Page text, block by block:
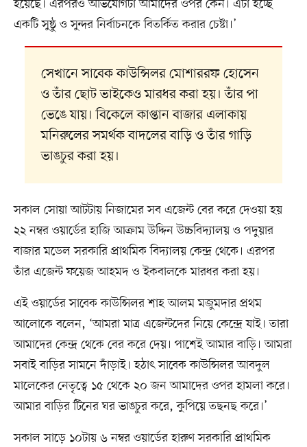
হয়েছে। এরপরও অভিযোগটা আমাদের ওপর কেন। এটা হচ্ছে
একটি সুষ্ঠু ও সুন্দর নির্বাচনকে বিতর্কিত করার চেষ্টা।’
সেখানে সাবেক কাউন্সিলর মোশাররফ হোসেন
ও তাঁর ছোট ভাইকেও মারধর করা হয়। তাঁর পা
ভেঙে যায়। বিকেলে কাপ্তান বাজার এলাকায়
মনিরুলের সমর্থক বাদলের বাড়ি ও তাঁর গাড়ি
ভাঙচুর করা হয়।
সকাল সোয়া আটটায় নিজামের সব এজেন্ট বের করে দেওয়া হয়
২২ নম্বর ওয়ার্ডের হাজি আক্রাম উদ্দিন উচ্চবিদ্যালয় ও পদুয়ার
বাজার মডেল সরকারি প্রাথমিক বিদ্যালয় কেন্দ্র থেকে। এরপর
তাঁর এজেন্ট ফয়েজ আহমদ ও ইকবালকে মারধর করা হয়।
এই ওয়ার্ডের সাবেক কাউন্সিলর শাহ আলম মজুমদার প্রথম
আলোকে বলেন, ‘আমরা মাত্র এজেন্টদের নিয়ে কেন্দ্রে যাই। তারা
আমাদের কেন্দ্র থেকে বের করে দেয়। পাশেই আমার বাড়ি। আমরা
সবাই বাড়ির সামনে দাঁড়াই। হঠাৎ সাবেক কাউন্সিলর আবদুল
মালেকের নেতৃত্বে ১৫ থেকে ২০ জন আমাদের ওপর হামলা করে।
আমার বাড়ির টিনের ঘর ভাঙচুর করে, কুপিয়ে তছনছ করে।’
সকাল সাড়ে ১০টায় ৬ নম্বর ওয়ার্ডের হারুণ সরকারি প্রাথমিক